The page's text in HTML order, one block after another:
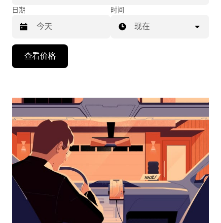
日期
向
头
浏
日
并
时间
现在
查看价格